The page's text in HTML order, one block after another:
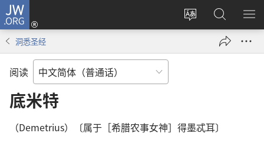
JW.ORG
更
登
录
（打
搜
索
JW.ORG
显
洞悉圣经
阅读
底米特
（Demetrius）〔属于［希腊农事女神］得墨忒耳〕